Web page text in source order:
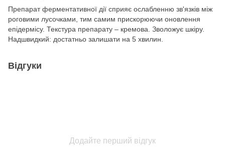
Препарат ферментативної дії сприяє ослабленню зв'язків між
роговими лусочками, тим самим прискорюючи оновлення
епідермісу. Текстура препарату – кремова. Зволожує шкіру.
Надшвидкий: достатньо залишати на 5 хвилин.
Відгуки
Додайте перший відгук